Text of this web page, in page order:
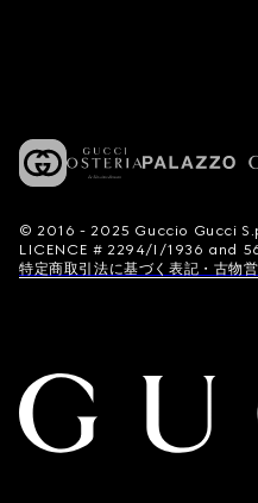
© 2016 - 2025 Guccio Gucci
LICENCE # 2294/I/1936 and
特定商取引法に基づく表記・古物